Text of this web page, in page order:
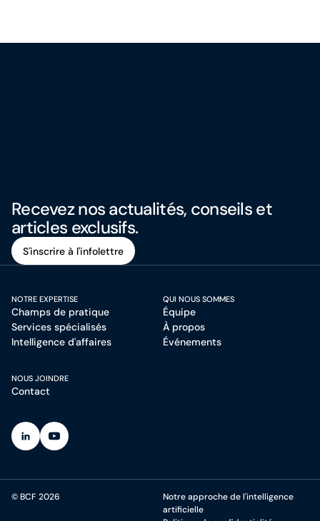
Recevez nos actualités, conseils et
articles exclusifs.
S'inscrire à l'infolettre
NOTRE EXPERTISE
Champs de pratique
Services spécialisés
Intelligence d'affaires
QUI NOUS SOMMES
Équipe
À propos
Événements
NOUS JOINDRE
Contact
(Ouvre dans un nouvel onglet)
(Ouvre dans un nouvel onglet)
© BCF 2026
Notre approche de l'intelligence
artificielle